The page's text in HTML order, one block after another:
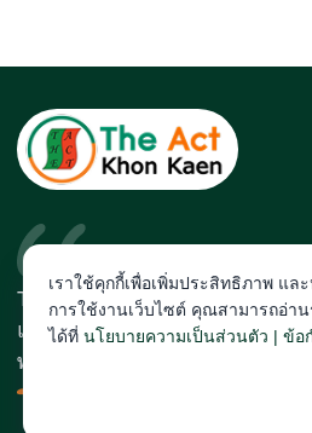
The Act สถาบันที่นักเรียนติดโคว
และสายแพทย์มากที่สุดในภาคอี
พร้อมทีมคณาจารย์เก็งข้อสอบแ
เราใช้คุกกี้เพื่อเพิ่มประสิทธิภาพ แ
การใช้งานเว็บไซต์ คุณสามารถอ่าน
ได้ที่ นโยบายความเป็นส่วนตัว | ข้อ